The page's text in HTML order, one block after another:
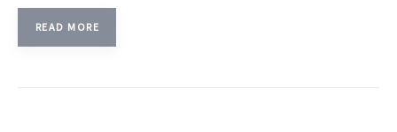
Mengapa Good Doctor
READ MORE